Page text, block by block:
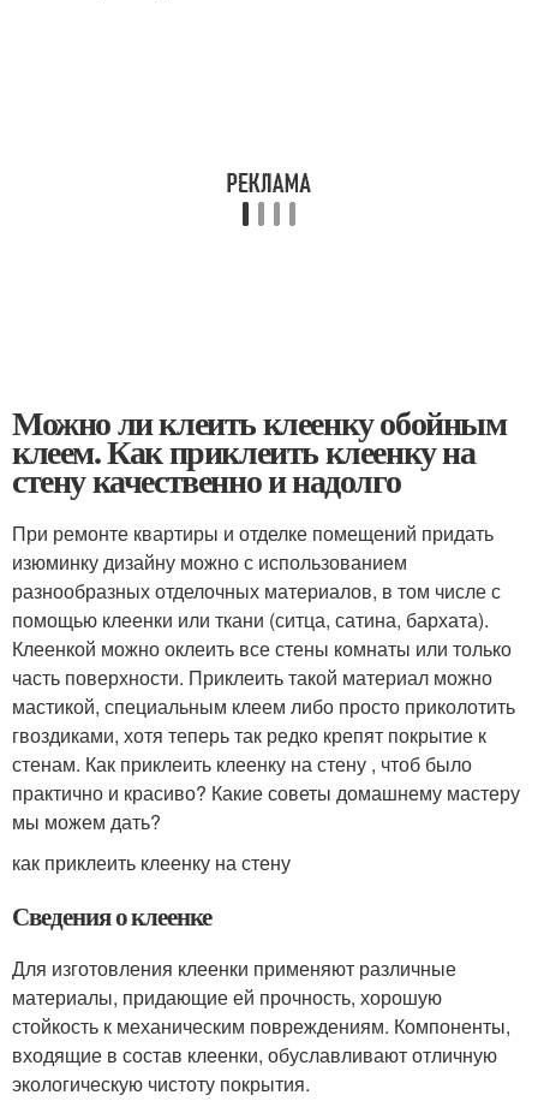
Можно ли клеить клеенку обойным
клеем. Как приклеить клеенку на
стену качественно и надолго
При ремонте квартиры и отделке помещений придать
изюминку дизайну можно с использованием
разнообразных отделочных материалов, в том числе с
помощью клеенки или ткани (ситца, сатина, бархата).
Клеенкой можно оклеить все стены комнаты или только
часть поверхности. Приклеить такой материал можно
мастикой, специальным клеем либо просто приколотить
гвоздиками, хотя теперь так редко крепят покрытие к
стенам. Как приклеить клеенку на стену , чтоб было
практично и красиво? Какие советы домашнему мастеру
мы можем дать?
как приклеить клеенку на стену
Сведения о клеенке
Для изготовления клеенки применяют различные
материалы, придающие ей прочность, хорошую
стойкость к механическим повреждениям. Компоненты,
входящие в состав клеенки, обуславливают отличную
экологическую чистоту покрытия.